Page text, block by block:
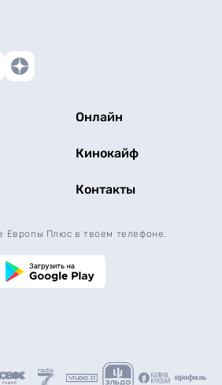
Онлайн
Кинокайф
Контакты
Европы Плюс в твоем телефоне.